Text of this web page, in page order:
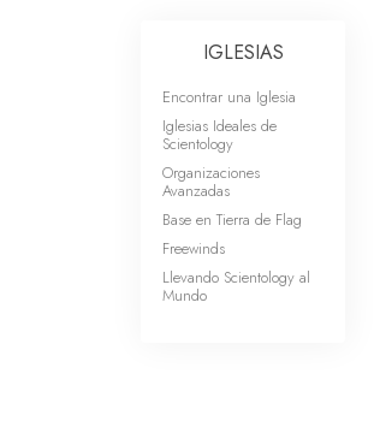
IGLESIAS
Encontrar una Iglesia
Iglesias Ideales de
Scientology
Organizaciones
Avanzadas
Base en Tierra de Flag
Freewinds
Llevando Scientology al
Mundo